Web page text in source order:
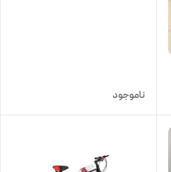
ناموجود